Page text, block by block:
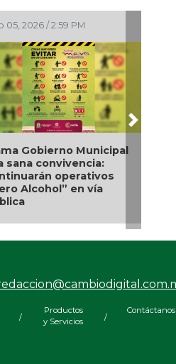
Ago 05, 2026 / 2:56 PM
La UNAM analiza sanción
de hasta 20 millones de
pesos a Territorium Life
Next
/
Productos
y Servicios
/
Contáctanos